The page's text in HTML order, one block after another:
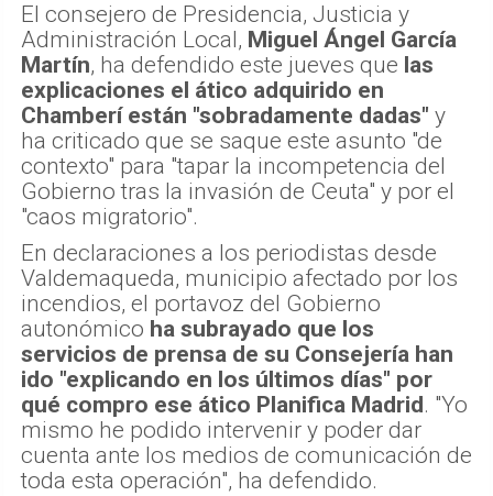
El consejero de Presidencia, Justicia y
Administración Local, Miguel Ángel García
Martín, ha defendido este jueves que las
explicaciones el ático adquirido en
Chamberí están "sobradamente dadas" y
ha criticado que se saque este asunto "de
contexto" para "tapar la incompetencia del
Gobierno tras la invasión de Ceuta" y por el
"caos migratorio".
En declaraciones a los periodistas desde
Valdemaqueda, municipio afectado por los
incendios, el portavoz del Gobierno
autonómico ha subrayado que los
servicios de prensa de su Consejería han
ido "explicando en los últimos días" por
qué compro ese ático Planifica Madrid. "Yo
mismo he podido intervenir y poder dar
cuenta ante los medios de comunicación de
toda esta operación", ha defendido.